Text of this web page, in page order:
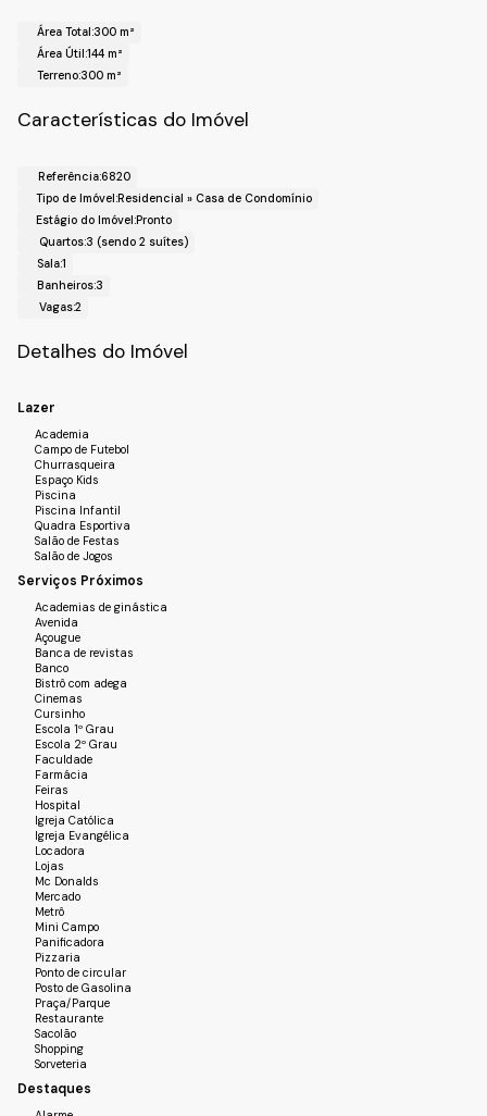
totalmente plana, sem obstáculos e com maior distância
dos batentes.
!! CONDOMÍNIO !!
- Churrasqueira
- Box market
- Lago para pesca
- Feira de produtores orgânicos locais
- Portaria e segurança 24h
!! LOCALIZAÇÃO !!
Bairro: Parque das laranjeiras
Cidade: Itatiba - SP
Horários de Agenda para a Visita.
(11) 4492-7939 / (11) 9 3055-8033 (WhatsApp)
Área Total:300 m²
Área Útil:144 m²
Terreno:300 m²
Características do Imóvel
Referência:6820
Tipo de Imóvel:Residencial » Casa de Condomínio
Estágio do Imóvel:Pronto
Quartos:3 (sendo 2 suítes)
Sala:1
Banheiros:3
Vagas:2
Detalhes do Imóvel
Lazer
Academia
Campo de Futebol
Churrasqueira
Espaço Kids
Piscina
Piscina Infantil
Quadra Esportiva
Salão de Festas
Salão de Jogos
Serviços Próximos
Academias de ginástica
Avenida
Açougue
Banca de revistas
Banco
Bistrô com adega
Cinemas
Cursinho
Escola 1º Grau
Escola 2º Grau
Faculdade
Farmácia
Feiras
Hospital
Igreja Católica
Igreja Evangélica
Locadora
Lojas
Mc Donalds
Mercado
Metrô
Mini Campo
Panificadora
Pizzaria
Ponto de circular
Posto de Gasolina
Praça/Parque
Restaurante
Sacolão
Shopping
Sorveteria
Destaques